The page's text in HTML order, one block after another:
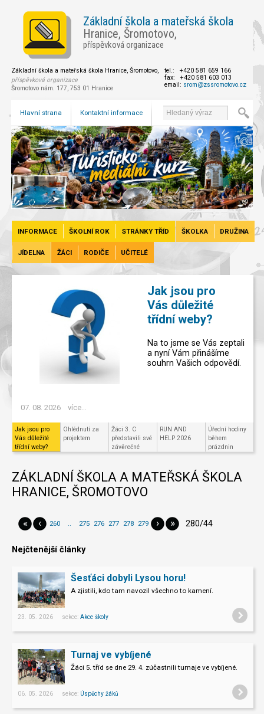
Základní škola a mateřská škola
Hranice, Šromotovo,
příspěvková organizace
Základní škola a mateřská škola Hranice, Šromotovo,
příspěvková organizace
Šromotovo nám. 177, 753 01 Hranice
tel.: +420 581 659 166
fax: +420 581 603 013
email: srom@zssromotovo.cz
Hlavní strana Kontaktní informace
INFORMACE ŠKOLNÍ ROK STRÁNKY TŘÍD ŠKOLKA DRUŽINA
JÍDELNA ŽÁCI RODIČE UČITELÉ
Jak jsou pro
Vás důležité
třídní weby?
Ohlédnutí za
projektem
Žáci 3. C
představili své
závěrečné
projekty v
RUN AND
HELP 2026
Úřední hodiny
během
prázdnin
Jak jsou pro
Vás důležité
třídní weby?
Na to jsme se Vás zeptali
a nyní Vám přinášíme
souhrn Vašich odpovědí.
07. 08. 2026 více...
ZÁKLADNÍ ŠKOLA A MATEŘSKÁ ŠKOLA
HRANICE, ŠROMOTOVO
« ‹ 260 .. 275 276 277 278 279 › » 280/44
Nejčtenější články
Šesťáci dobyli Lysou horu!
A zjistili, kdo tam navozil všechno to kamení.
23. 05. 2026 sekce: Akce školy
Turnaj ve vybíjené
Žáci 5. tříd se dne 29. 4. zúčastnili turnaje ve vybíjené.
06. 05. 2026 sekce: Úspěchy žáků